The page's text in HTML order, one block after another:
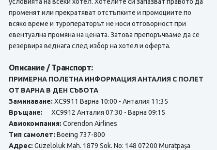
променят или прекратяват отстъпките и промоциите по
всяко време и туроператорът не носи отговорност при
евентуална промяна на цената. Затова препоръчваме да се
резервира веднага след избор на хотел и оферта.
Описание / Транспорт:
ПРИМЕРНА ПОЛЕТНА ИНФОРМАЦИЯ АНТАЛИЯ С ПОЛЕТ
ОТ ВАРНА В ДЕН СЪБОТА
Заминаване: XC9911 Варна 10:00 - Анталия 11:35
Връщане: XC9912 Анталия 07:30 - Варна 09:15
Авиокомпания: Corendon Airlines
Тип самолет: Boeing 737-800
Адрес: Güzeloluk Mah. 1879 Sok. No: 148 07200 Muratpaşa